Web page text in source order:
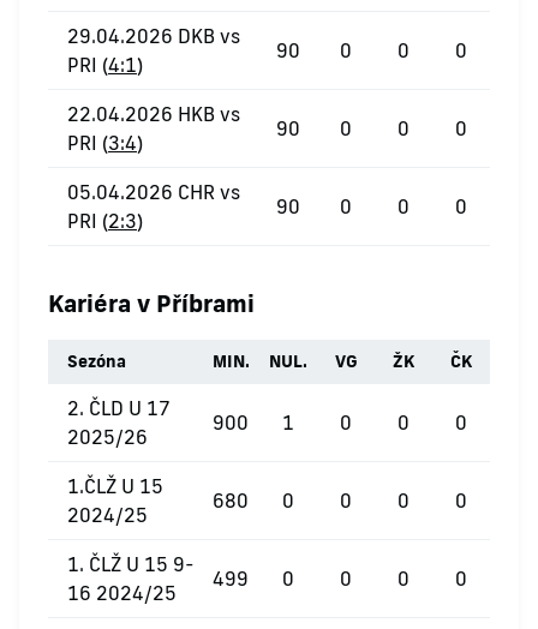
29.04.2026 DKB vs
PRI (4:1)
90 0 0 0
22.04.2026 HKB vs
PRI (3:4)
90 0 0 0
05.04.2026 CHR vs
PRI (2:3)
90 0 0 0
Kariéra v Příbrami
Sezóna MIN. NUL. VG ŽK ČK
2. ČLD U 17
2025/26
900 1 0 0 0
1.ČLŽ U 15
2024/25
680 0 0 0 0
1. ČLŽ U 15 9-
16 2024/25
499 0 0 0 0